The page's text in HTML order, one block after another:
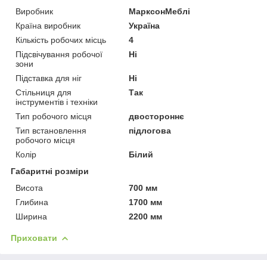
Виробник
МарксонМеблі
Країна виробник
Україна
Кількість робочих місць
4
Підсвічування робочої
зони
Ні
Підставка для ніг
Ні
Стільниця для
інструментів і техніки
Так
Тип робочого місця
двостороннє
Тип встановлення
робочого місця
підлогова
Колір
Білий
Габаритні розміри
Висота
700 мм
Глибина
1700 мм
Ширина
2200 мм
Приховати